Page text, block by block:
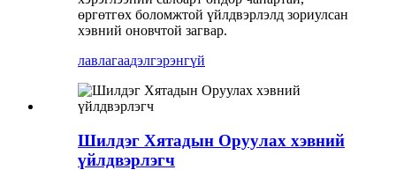
өргөтгөх боломжтой үйлдвэрлэлд зориулсан
хэвний оновчтой загвар.
лавлагаадэлгэрэнгүй
Шилдэг Хятадын Оруулах хэвний
үйлдвэрлэгч